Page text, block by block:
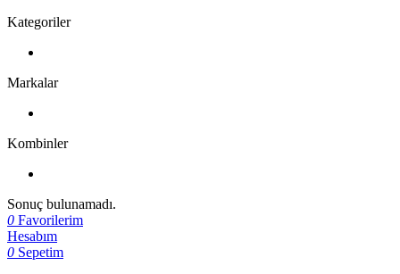
Kategoriler
Markalar
Kombinler
Sonuç bulunamadı.
0 Favorilerim
Hesabım
0 Sepetim